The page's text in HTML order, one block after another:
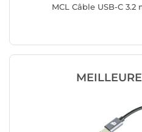
MCL Câble USB-C